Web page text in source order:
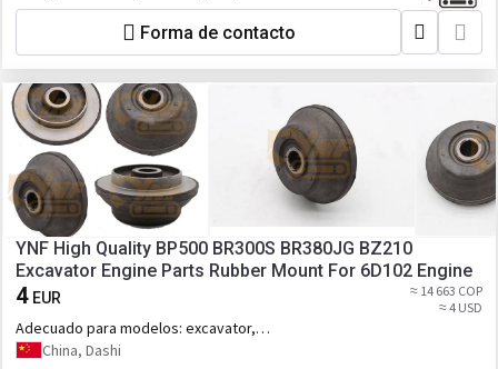
Forma de contacto
YNF High Quality BP500 BR300S BR380JG BZ210
Excavator Engine Parts Rubber Mount For 6D102 Engine
4 EUR
≈ 14 663 COP
≈ 4 USD
Adecuado para modelos: excavator,
6D102China, Dashi